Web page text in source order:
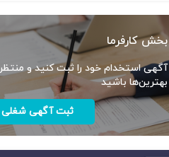
بخش کارفرما
آگهی استخدام خود را ثبت کنید و منتظر
بهترین‌ها باشید
ثبت آگهی شغلی